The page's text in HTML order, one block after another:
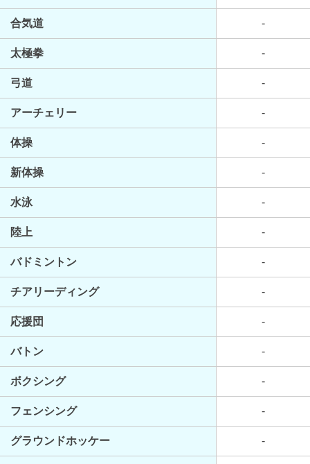
合気道 -
太極拳 -
弓道 -
アーチェリー -
体操 -
新体操 -
水泳 -
陸上 -
バドミントン -
チアリーディング -
応援団 -
バトン -
ボクシング -
フェンシング -
グラウンドホッケー -